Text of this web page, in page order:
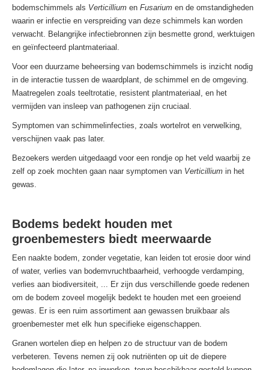
bodemschimmels als Verticillium en Fusarium en de omstandigheden
waarin er infectie en verspreiding van deze schimmels kan worden
verwacht. Belangrijke infectiebronnen zijn besmette grond, werktuigen
en geïnfecteerd plantmateriaal.
Voor een duurzame beheersing van bodemschimmels is inzicht nodig
in de interactie tussen de waardplant, de schimmel en de omgeving.
Maatregelen zoals teeltrotatie, resistent plantmateriaal, en het
vermijden van insleep van pathogenen zijn cruciaal.
Symptomen van schimmelinfecties, zoals wortelrot en verwelking,
verschijnen vaak pas later.
Bezoekers werden uitgedaagd voor een rondje op het veld waarbij ze
zelf op zoek mochten gaan naar symptomen van Verticillium in het
gewas.
Bodems bedekt houden met
groenbemesters biedt meerwaarde
Een naakte bodem, zonder vegetatie, kan leiden tot erosie door wind
of water, verlies van bodemvruchtbaarheid, verhoogde verdamping,
verlies aan biodiversiteit, ... Er zijn dus verschillende goede redenen
om de bodem zoveel mogelijk bedekt te houden met een groeiend
gewas. Er is een ruim assortiment aan gewassen bruikbaar als
groenbemester met elk hun specifieke eigenschappen.
Granen wortelen diep en helpen zo de structuur van de bodem
verbeteren. Tevens nemen zij ook nutriënten op uit de diepere